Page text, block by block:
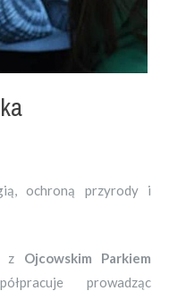
ochroną przyrody i
z Ojcowskim Parkiem
prowadząc